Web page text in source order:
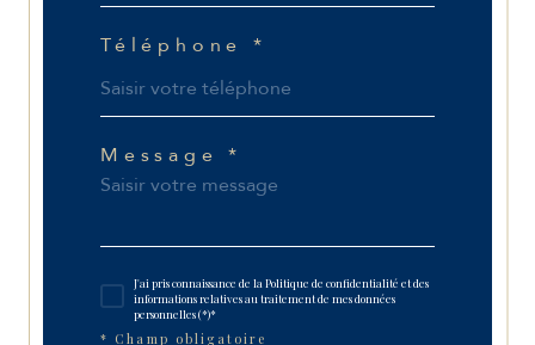
Téléphone *
Message *
J'ai pris connaissance de la Politique de confidentialité et des
informations relatives au traitement de mes données
personnelles (*)*
* Champ obligatoire